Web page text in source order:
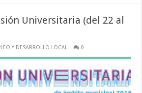
Universitaria (del 22 al
Y DESARROLLO LOCAL 0